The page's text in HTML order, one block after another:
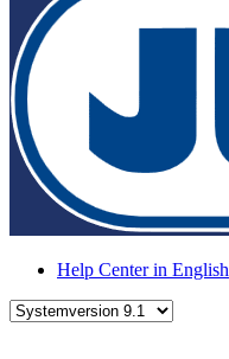
Help Center in English